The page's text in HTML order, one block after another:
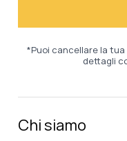
*Puoi cancellare la
dettagli
Chi siamo